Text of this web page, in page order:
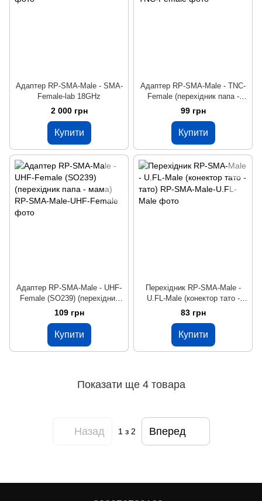
Адаптер RP-SMA-Male - SMA-
Female-lab 18GHz
2 000 грн
Купити
Адаптер RP-SMA-Male - TNC-
Female (перехідник папа -
мама)
99 грн
Купити
Адаптер RP-SMA-Male - UHF-
Female (SO239) (перехідник
папа - мама)
109 грн
Купити
Перехідник RP-SMA-Male -
U.FL-Male (конектор тато -
тато)
83 грн
Купити
Показати ще 4 товара
Назад 1з 2 Вперед